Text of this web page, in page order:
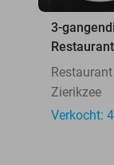
3-
Zierikzee
Verkocht: